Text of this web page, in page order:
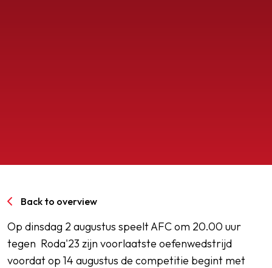
Back to overview
Op dinsdag 2 augustus speelt AFC om 20.00 uur
tegen Roda'23 zijn voorlaatste oefenwedstrijd
voordat op 14 augustus de competitie begint met